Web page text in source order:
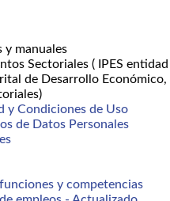
y manuales
Sectoriales ( IPES entidad
de Desarrollo Económico,
y Condiciones de Uso
de Datos Personales
y competencias